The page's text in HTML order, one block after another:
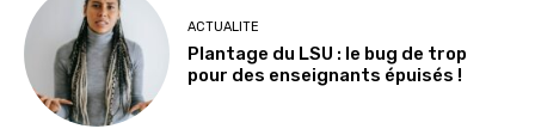
ACTUALITE
Plantage du LSU : le bug de trop
pour des enseignants épuisés !